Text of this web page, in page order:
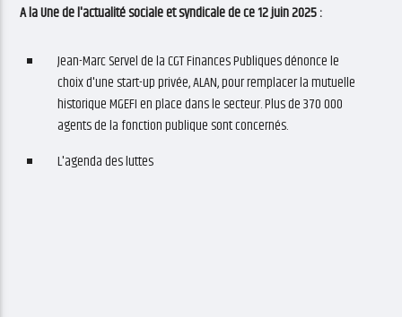
A la Une de l'actualité sociale et syndicale de ce 12 juin 2025 :
Jean-Marc Servel de la CGT Finances Publiques dénonce le
choix d'une start-up privée, ALAN, pour remplacer la mutuelle
historique MGEFI en place dans le secteur. Plus de 370 000
agents de la fonction publique sont concernés.
L'agenda des luttes